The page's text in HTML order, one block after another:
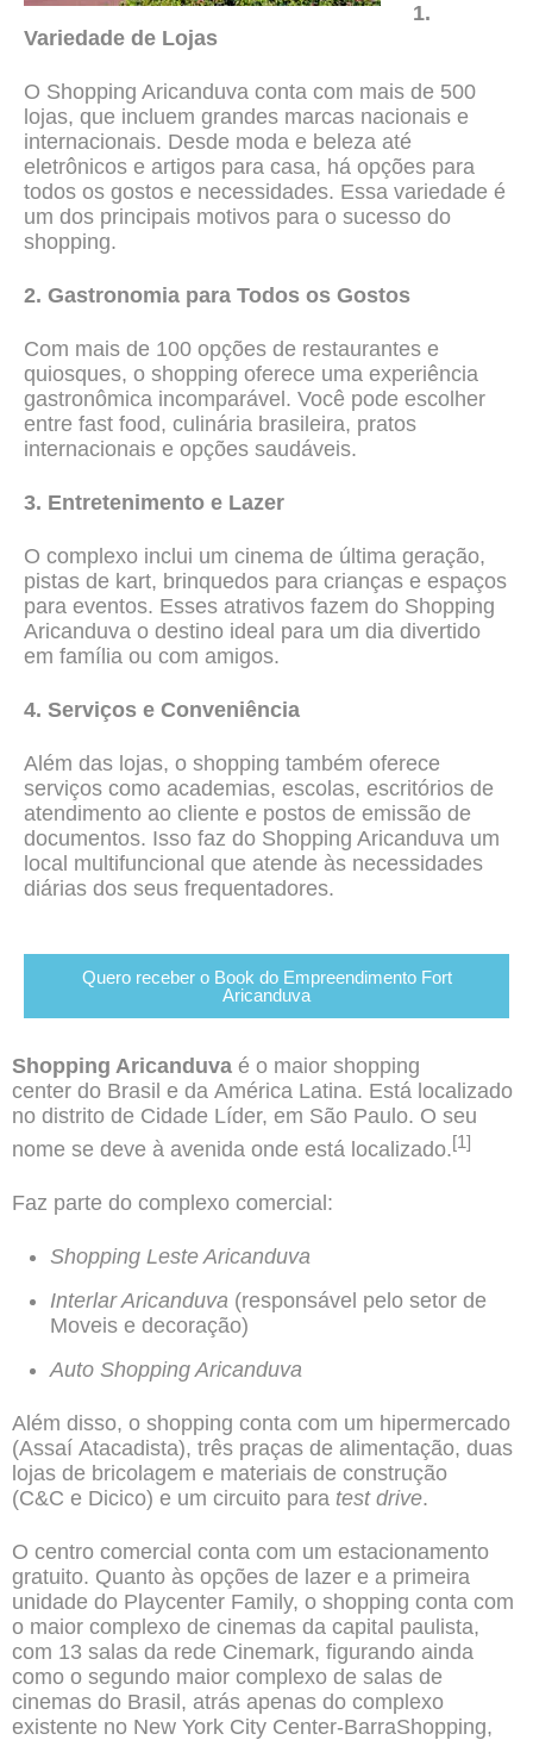
1.
Variedade de Lojas
O Shopping Aricanduva conta com mais de 500
lojas, que incluem grandes marcas nacionais e
internacionais. Desde moda e beleza até
eletrônicos e artigos para casa, há opções para
todos os gostos e necessidades. Essa variedade é
um dos principais motivos para o sucesso do
shopping.
2. Gastronomia para Todos os Gostos
Com mais de 100 opções de restaurantes e
quiosques, o shopping oferece uma experiência
gastronômica incomparável. Você pode escolher
entre fast food, culinária brasileira, pratos
internacionais e opções saudáveis.
3. Entretenimento e Lazer
O complexo inclui um cinema de última geração,
pistas de kart, brinquedos para crianças e espaços
para eventos. Esses atrativos fazem do Shopping
Aricanduva o destino ideal para um dia divertido
em família ou com amigos.
4. Serviços e Conveniência
Além das lojas, o shopping também oferece
serviços como academias, escolas, escritórios de
atendimento ao cliente e postos de emissão de
documentos. Isso faz do Shopping Aricanduva um
local multifuncional que atende às necessidades
diárias dos seus frequentadores.
Quero receber o Book do Empreendimento Fort
Aricanduva
Shopping Aricanduva é o maior shopping
center do Brasil e da América Latina. Está localizado
no distrito de Cidade Líder, em São Paulo. O seu
nome se deve à avenida onde está localizado.[1]
Faz parte do complexo comercial:
Shopping Leste Aricanduva
Interlar Aricanduva (responsável pelo setor de
Moveis e decoração)
Auto Shopping Aricanduva
Além disso, o shopping conta com um hipermercado
(Assaí Atacadista), três praças de alimentação, duas
lojas de bricolagem e materiais de construção
(C&C e Dicico) e um circuito para test drive.
O centro comercial conta com um estacionamento
gratuito. Quanto às opções de lazer e a primeira
unidade do Playcenter Family, o shopping conta com
o maior complexo de cinemas da capital paulista,
com 13 salas da rede Cinemark, figurando ainda
como o segundo maior complexo de salas de
cinemas do Brasil, atrás apenas do complexo
existente no New York City Center-BarraShopping,